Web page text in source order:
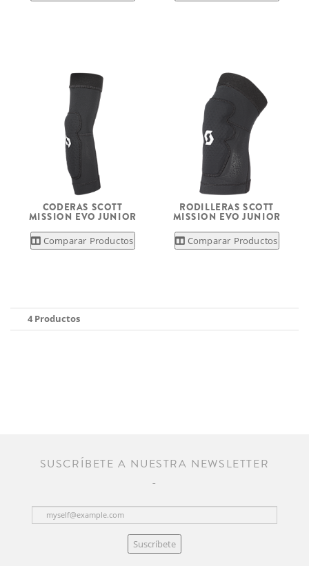
CODERAS SCOTT
MISSION EVO JUNIOR
Comparar Productos
RODILLERAS SCOTT
MISSION EVO JUNIOR
Comparar Productos
4 Productos
SUSCRÍBETE A NUESTRA NEWSLETTER
Suscríbete